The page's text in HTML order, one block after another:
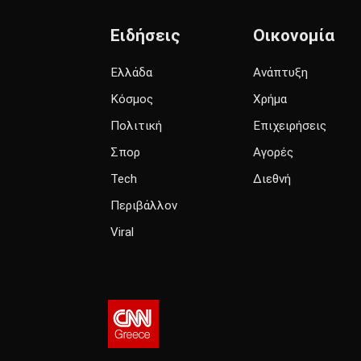
Ειδήσεις
Ελλάδα
Κόσμος
Πολιτική
Σπορ
Tech
Περιβάλλον
Viral
Οικονομία
Ανάπτυξη
Χρήμα
Επιχειρήσεις
Αγορές
Διεθνή